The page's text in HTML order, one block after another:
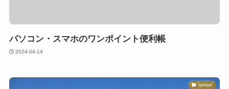
パソコン・スマホのワンポイント便利帳
2024-04-14
lesson